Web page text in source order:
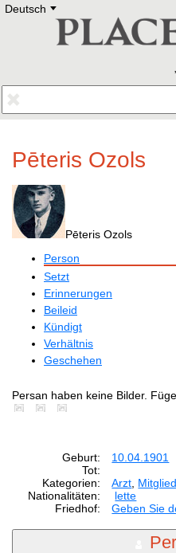
Deutsch E
Deutsch
Francais
Polski
Eestikeelne
Pēteris Ozols
Pēteris Ozols
Person
Setzt
Erinnerungen
Beileid
Kündigt
Verhältnis
Geschehen
Persan haben keine Bilder.
Geburt:
10.04.1901
Tot:
Kategorien:
Arzt
Nationalitäten:
lette
Friedhof:
Geben Sie